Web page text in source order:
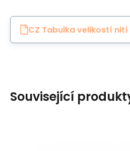
CZ Tabulka velikostí nití
Související